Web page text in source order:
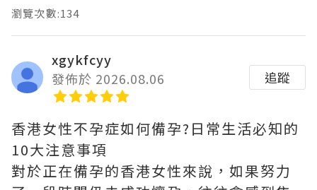
瀏覽次數:134
xgykfcyy
發佈於 2026.08.06
追蹤
香港女性不孕症如何備孕?日常生活必知的
10大注意事項
對於正在備孕的香港女性來說，如果努力